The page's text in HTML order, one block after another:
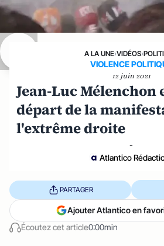
A LA UNE›VIDÉOS›
VIOLENCE
12 juin 2021
Jean-Luc Mélenchon
départ de la
l'extrême droite
-
Atlantico
Écoutez cet article0:00min
PARTAGER
Ajouter Atlantico en